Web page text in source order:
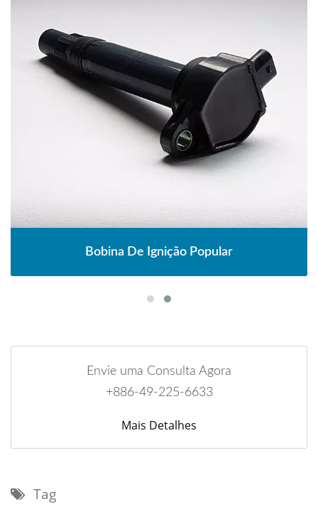
Bobina De Ignição Popular
Envie uma Consulta Agora
+886-49-225-6633
Mais Detalhes
Tag